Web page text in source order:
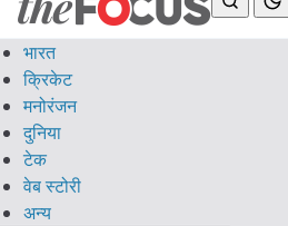
भारत
क्रिकेट
मनोरंजन
दुनिया
टेक
वेब स्टोरी
अन्य